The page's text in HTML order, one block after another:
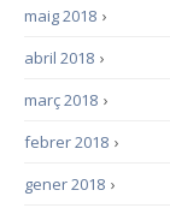
›
maig 2018
›
abril 2018
›
març 2018
›
febrer 2018
›
gener 2018